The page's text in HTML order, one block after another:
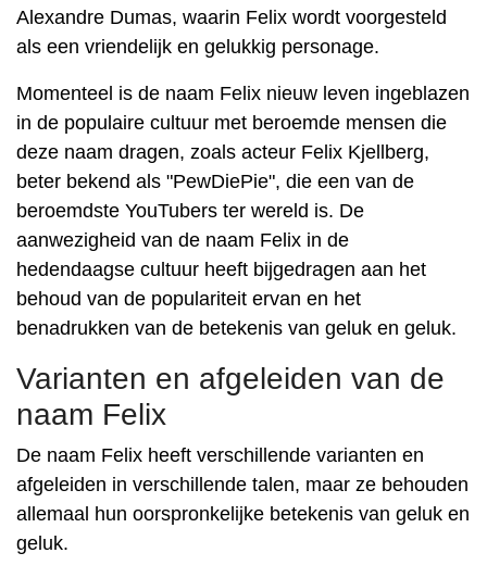
Alexandre Dumas, waarin Felix wordt voorgesteld
als een vriendelijk en gelukkig personage.
Momenteel is de naam Felix nieuw leven ingeblazen
in de populaire cultuur met beroemde mensen die
deze naam dragen, zoals acteur Felix Kjellberg,
beter bekend als "PewDiePie", die een van de
beroemdste YouTubers ter wereld is. De
aanwezigheid van de naam Felix in de
hedendaagse cultuur heeft bijgedragen aan het
behoud van de populariteit ervan en het
benadrukken van de betekenis van geluk en geluk.
Varianten en afgeleiden van de
naam Felix
De naam Felix heeft verschillende varianten en
afgeleiden in verschillende talen, maar ze behouden
allemaal hun oorspronkelijke betekenis van geluk en
geluk.